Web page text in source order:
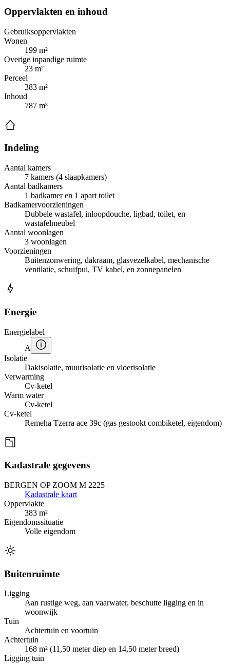
Oppervlakten en inhoud
Gebruiksoppervlakten
Wonen
199 m²
Overige inpandige ruimte
23 m²
Perceel
383 m²
Inhoud
787 m³
Indeling
Aantal kamers
7 kamers (4 slaapkamers)
Aantal badkamers
1 badkamer en 1 apart toilet
Badkamervoorzieningen
Dubbele wastafel, inloopdouche, ligbad, toilet, en
wastafelmeubel
Aantal woonlagen
3 woonlagen
Voorzieningen
Buitenzonwering, dakraam, glasvezelkabel, mechanische
ventilatie, schuifpui, TV kabel, en zonnepanelen
Energie
Energielabel
A
Isolatie
Dakisolatie, muurisolatie en vloerisolatie
Verwarming
Cv-ketel
Warm water
Cv-ketel
Cv-ketel
Remeha Tzerra ace 39c (gas gestookt combiketel, eigendom)
Kadastrale gegevens
BERGEN OP ZOOM M 2225
Kadastrale kaart
Oppervlakte
383 m²
Eigendomssituatie
Volle eigendom
Buitenruimte
Ligging
Aan rustige weg, aan vaarwater, beschutte ligging en in
woonwijk
Tuin
Achtertuin en voortuin
Achtertuin
168 m² (11,50 meter diep en 14,50 meter breed)
Ligging tuin